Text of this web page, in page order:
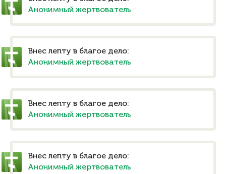
Анонимный жертвователь
Внес лепту в благое дело:
Анонимный жертвователь
Внес лепту в благое дело:
Анонимный жертвователь
Внес лепту в благое дело:
Анонимный жертвователь